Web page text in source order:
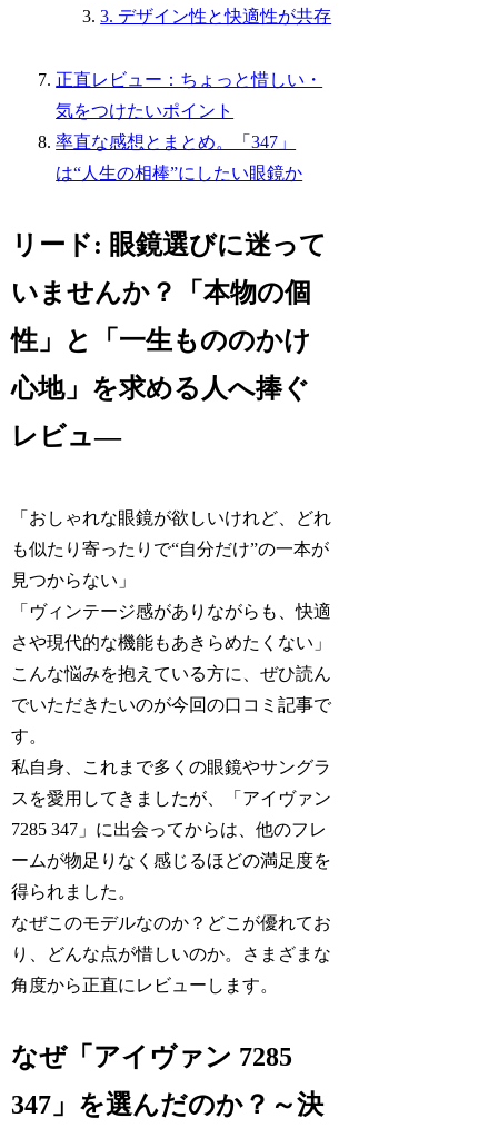
3. デザイン性と快適性が共存
正直レビュー：ちょっと惜しい・
気をつけたいポイント
率直な感想とまとめ。「347」
は“人生の相棒”にしたい眼鏡か
リード: 眼鏡選びに迷って
いませんか？「本物の個
性」と「一生もののかけ
心地」を求める人へ捧ぐ
レビュ―
「おしゃれな眼鏡が欲しいけれど、どれ
も似たり寄ったりで“自分だけ”の一本が
見つからない」
「ヴィンテージ感がありながらも、快適
さや現代的な機能もあきらめたくない」
こんな悩みを抱えている方に、ぜひ読ん
でいただきたいのが今回の口コミ記事で
す。
私自身、これまで多くの眼鏡やサングラ
スを愛用してきましたが、「アイヴァン
7285 347」に出会ってからは、他のフレ
ームが物足りなく感じるほどの満足度を
得られました。
なぜこのモデルなのか？どこが優れてお
り、どんな点が惜しいのか。さまざまな
角度から正直にレビューします。
なぜ「アイヴァン 7285
347」を選んだのか？～決